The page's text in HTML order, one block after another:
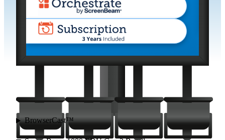
BrowserCast™